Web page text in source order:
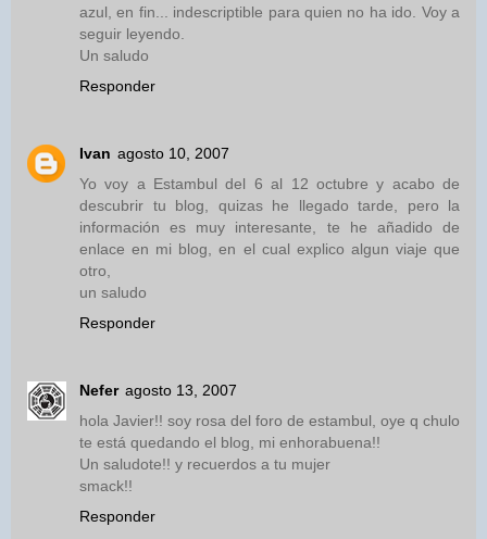
azul, en fin... indescriptible para quien no ha ido. Voy a
seguir leyendo.
Un saludo
Responder
Ivan agosto 10, 2007
Yo voy a Estambul del 6 al 12 octubre y acabo de
descubrir tu blog, quizas he llegado tarde, pero la
información es muy interesante, te he añadido de
enlace en mi blog, en el cual explico algun viaje que
otro,
un saludo
Responder
Nefer agosto 13, 2007
hola Javier!! soy rosa del foro de estambul, oye q chulo
te está quedando el blog, mi enhorabuena!!
Un saludote!! y recuerdos a tu mujer
smack!!
Responder